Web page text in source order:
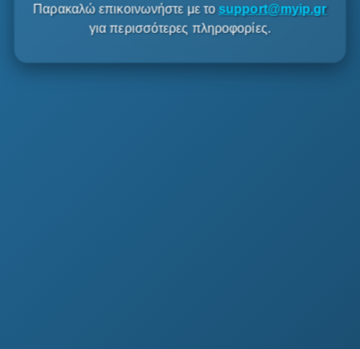
Παρακαλώ επικοινωνήστε με το support@myip.gr
για περισσότερες πληροφορίες.